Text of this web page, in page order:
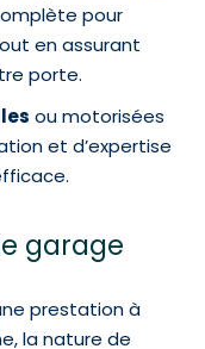
pour
en assurant
porte.
ou motorisées
et d’expertise
garage
prestation à
la nature de